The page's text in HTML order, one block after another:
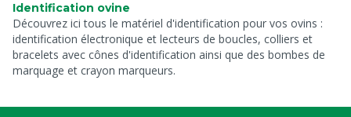
Identification ovine
Découvrez ici tous le matériel d'identification pour vos ovins :
identification électronique et lecteurs de boucles, colliers et
bracelets avec cônes d'identification ainsi que des bombes de
marquage et crayon marqueurs.